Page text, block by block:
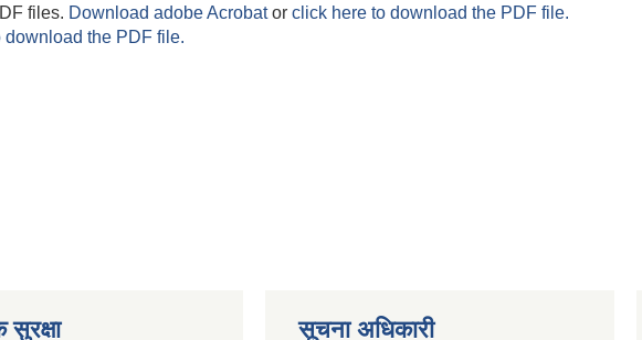
files. Download adobe Acrobator click here to download the PDF file.
download the PDF file.
सुरक्षा सूचना अधिकारी